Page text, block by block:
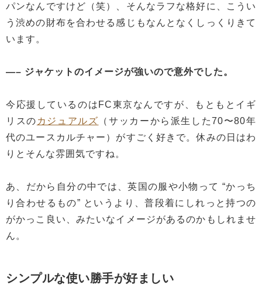
パンなんですけど（笑）、そんなラフな格好に、こうい
う渋めの財布を合わせる感じもなんとなくしっくりきて
います。
—– ジャケットのイメージが強いので意外でした。
今応援しているのはFC東京なんですが、もともとイギ
リスの カジュアルズ （サッカーから派生した70〜80年
代のユースカルチャー）がすごく好きで。休みの日はわ
りとそんな雰囲気ですね。
あ、だから自分の中では、英国の服や小物って “かっち
り合わせるもの” というより、普段着にしれっと持つの
がかっこ良い、みたいなイメージがあるのかもしれませ
ん。
シンプルな使い勝手が好ましい